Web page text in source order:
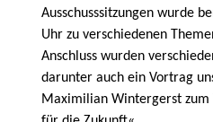
Ausschusssitzungen wurde
Uhr zu verschiedenen
Anschluss wurden
darunter auch ein Vortrag
Maximilian Wintergerst zum